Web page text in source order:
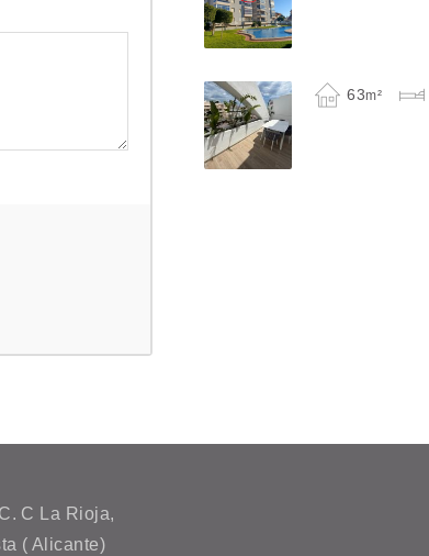
63m²
C La Rioja,
( Alicante)